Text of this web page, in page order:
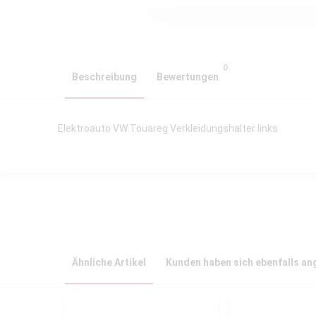
Beschreibung Bewertungen
0
Elektroauto VW Touareg Verkleidungshalter links
Ähnliche Artikel Kunden haben sich ebenfalls